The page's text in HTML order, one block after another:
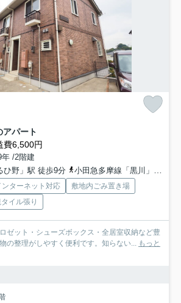
アパート
費6,500円
/2階建
ひ野」駅 徒歩9分
小田急多摩線「黒川」駅 徒歩12分
ンターネット対応
敷地内ごみ置き場
イル張り
ゼット・シューズボックス・全居室収納など豊
の整理がしやすく便利です。知らない... もっと